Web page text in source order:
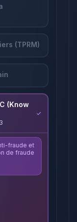
(TPRM)
(Know
3
fraude et
de fraude